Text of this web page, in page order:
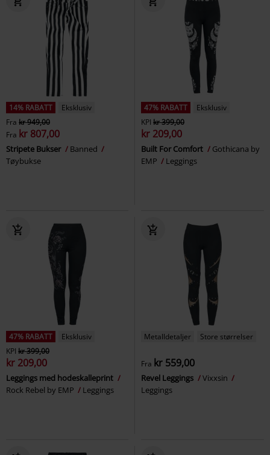
14% RABATT
Eksklusiv
Fra kr 949,00
Fra kr 807,00
Stripete Bukser
Banned
Tøybukse
47% RABATT
Eksklusiv
KPI kr 399,00
kr 209,00
Built For Comfort
Gothicana by
EMP
Leggings
47% RABATT
Eksklusiv
KPI kr 399,00
kr 209,00
Leggings med hodeskalleprint
Rock Rebel by EMP
Leggings
Metalldetaljer Store størrelser
Fra kr 559,00
Revel Leggings
Vixxsin
Leggings